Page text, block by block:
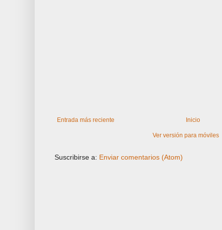
Entrada más reciente Inicio
Ver versión para móviles
Suscribirse a: Enviar comentarios (Atom)